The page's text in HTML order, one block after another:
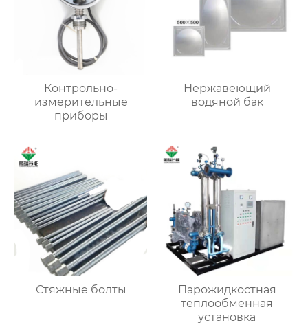
Контрольно-
измерительные
приборы
Нержавеющий
водяной бак
Стяжные болты
Парожидкостная
теплообменная
установка